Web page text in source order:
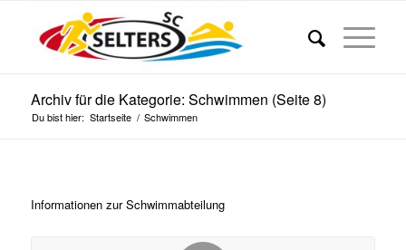
Archiv für die Kategorie: Schwimmen (Seite 8)
Du bist hier: Startseite / Schwimmen
Informationen zur Schwimmabteilung